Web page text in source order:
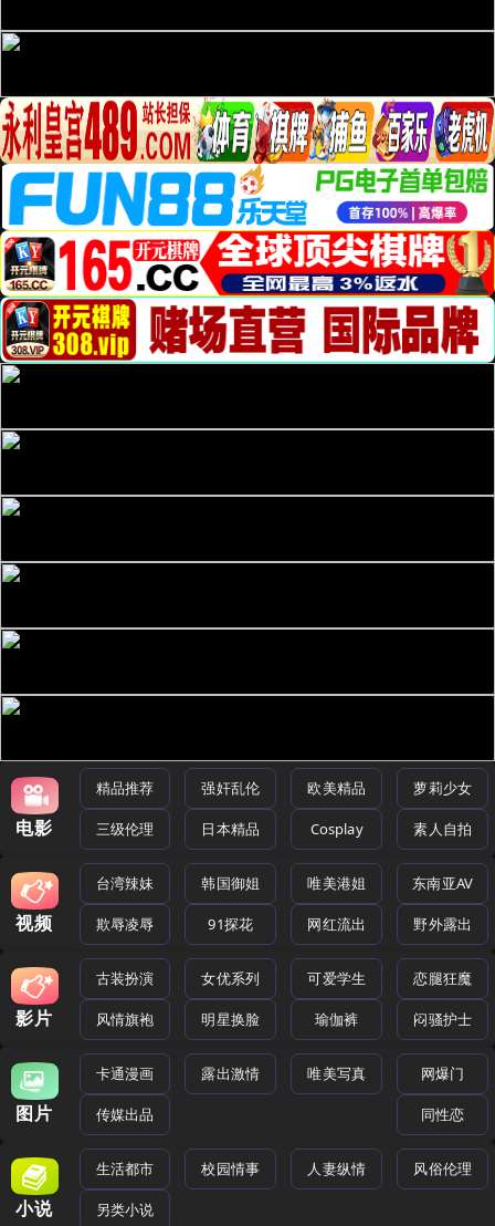
电影
精品推荐 强奸乱伦 欧美精品 萝莉少女
三级伦理 日本精品 Cosplay 素人自拍
视频
台湾辣妹 韩国御姐 唯美港姐 东南亚AV
欺辱凌辱 91探花 网红流出 野外露出
影片
古装扮演 女优系列 可爱学生 恋腿狂魔
风情旗袍 明星换脸 瑜伽裤 闷骚护士
图片
卡通漫画 露出激情 唯美写真 网爆门
传媒出品 同性恋
小说
生活都市 校园情事 人妻纵情 风俗伦理
另类小说